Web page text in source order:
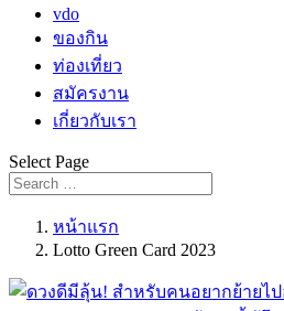
vdo
ของกิน
ท่องเที่ยว
สมัครงาน
เกี่ยวกับเรา
Select Page
หน้าแรก
Lotto Green Card 2023